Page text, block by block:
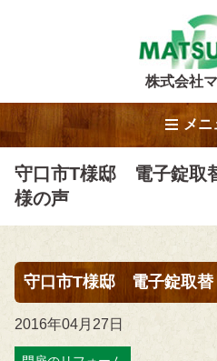
株式会社
メニ
守口市T様邸 電子錠取
様の声
守口市T様邸 電子錠取替
2016年04月27日